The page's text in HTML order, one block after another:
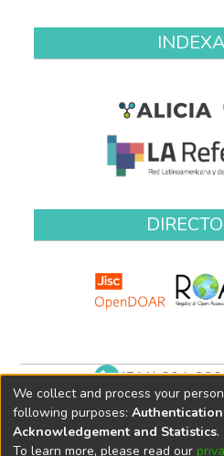
(511) 204-
We collect and process your
following purposes:
Acknowledgement and Statistics.
To learn more, please read our